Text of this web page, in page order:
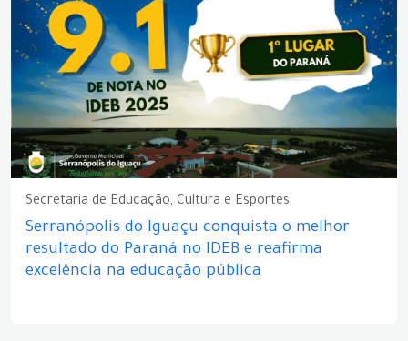
Secretaria de Educação, Cultura e Esportes
Serranópolis do Iguaçu conquista o melhor
resultado do Paraná no IDEB e reafirma
excelência na educação pública